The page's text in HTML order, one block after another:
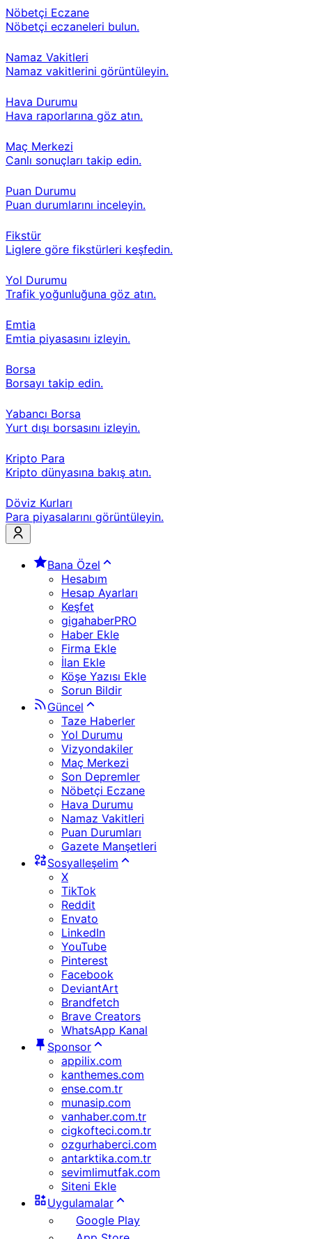
Nöbetçi Eczane
Nöbetçi eczaneleri bulun.
Namaz Vakitleri
Namaz vakitlerini görüntüleyin.
Hava Durumu
Hava raporlarına göz atın.
Maç Merkezi
Canlı sonuçları takip edin.
Puan Durumu
Puan durumlarını inceleyin.
Fikstür
Liglere göre fikstürleri keşfedin.
Yol Durumu
Trafik yoğunluğuna göz atın.
Emtia
Emtia piyasasını izleyin.
Borsa
Borsayı takip edin.
Yabancı Borsa
Yurt dışı borsasını izleyin.
Kripto Para
Kripto dünyasına bakış atın.
Döviz Kurları
Para piyasalarını görüntüleyin.
Bana Özel
Hesabım
Hesap Ayarları
Keşfet
gigahaberPRO
Haber Ekle
Firma Ekle
İlan Ekle
Köşe Yazısı Ekle
Sorun Bildir
Güncel
Taze Haberler
Yol Durumu
Vizyondakiler
Maç Merkezi
Son Depremler
Nöbetçi Eczane
Hava Durumu
Namaz Vakitleri
Puan Durumları
Gazete Manşetleri
Sosyalleşelim
X
TikTok
Reddit
Envato
LinkedIn
YouTube
Pinterest
Facebook
DeviantArt
Brandfetch
Brave Creators
WhatsApp Kanal
Sponsor
appilix.com
kanthemes.com
ense.com.tr
munasip.com
vanhaber.com.tr
cigkofteci.com.tr
ozgurhaberci.com
antarktika.com.tr
sevimlimutfak.com
Siteni Ekle
Uygulamalar
Google Play